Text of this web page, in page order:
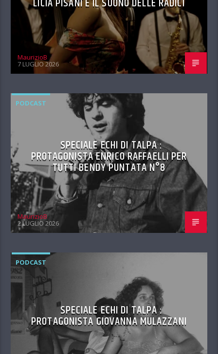
MaurizioB
7 LUGLIO 2026
PODCAST
SPECIALE ECHI DI TALPA :
PROTAGONISTA ENRICO RAFFAELLI PER
TUTTI BENDY PUNTATA N°8
MaurizioB
2 LUGLIO 2026
PODCAST
SPECIALE ECHI DI TALPA :
PROTAGONISTA GIOVANNA MULAZZANI